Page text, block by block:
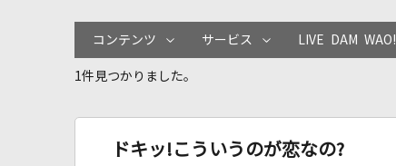
コンテンツ サービス LIVE DAM WAO!
1件見つかりました。
ドキッ!こういうのが恋なの?